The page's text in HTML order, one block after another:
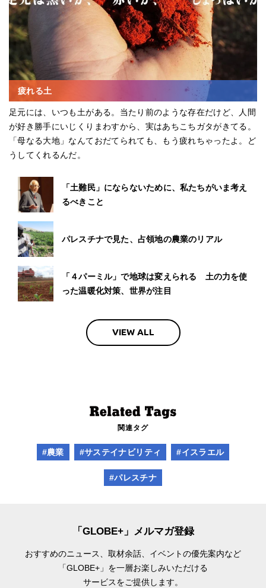
疲れる土
足元には、いつも土がある。当たり前のような存在だけど、人間
が好き勝手にいじくりまわすから、実はあちこちガタがきてる。
「母なる大地」なんておだてられても、もう疲れちゃったよ。ど
うしてくれるんだ。
「土難民」にならないために、私たちがいま考え
るべきこと
パレスチナで見た、占領地の農業のリアル
「４パーミル」で地球は変えられる 土の力を使
った温暖化対策、世界が注目
VIEW ALL
関連タグ
#農業 #サステイナビリティ #イスラエル
#パレスチナ
「GLOBE+」メルマガ登録
おすすめのニュース、取材余話、 イベントの優先案内など
「GLOBE+」を一層お楽しみいただける
サービスをご提供します。